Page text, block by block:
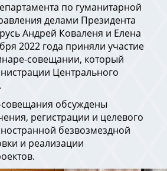
по гуманитарной
делами Президента
Андрей Коваленя и Елена
2022 года приняли участие
совещании, который
Центрального
обсуждены
регистрации и целевого
безвозмездной
и реализации